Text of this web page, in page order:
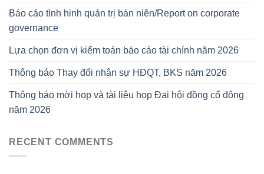
Báo cáo tình hinh quản trị bán niên/Report on corporate
governance
Lựa chọn đơn vị kiểm toán báo cáo tài chính năm 2026
Thông báo Thay đổi nhân sự HĐQT, BKS năm 2026
Thông báo mời họp và tài liệu họp Đại hội đồng cổ đông
năm 2026
RECENT COMMENTS